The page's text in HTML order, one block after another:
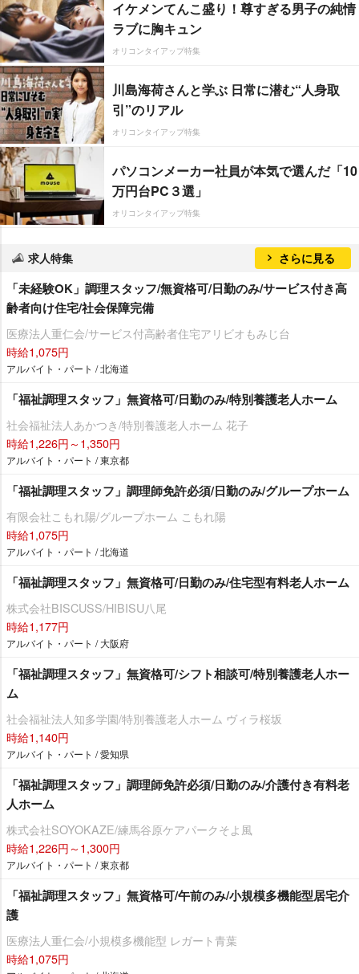
イケメンてんこ盛り！尊すぎる男子の純情
ラブに胸キュン
オリコンタイアップ特集
川島海荷さんと学ぶ 日常に潜む“人身取
引”のリアル
オリコンタイアップ特集
パソコンメーカー社員が本気で選んだ「10
万円台PC３選」
オリコンタイアップ特集
求人特集 さらに見る
「未経験OK」調理スタッフ/無資格可/日勤のみ/サービス付き高
齢者向け住宅/社会保障完備
医療法人重仁会/サービス付高齢者住宅アリビオもみじ台
時給1,075円
アルバイト・パート / 北海道
「福祉調理スタッフ」無資格可/日勤のみ/特別養護老人ホーム
社会福祉法人あかつき/特別養護老人ホーム 花子
時給1,226円～1,350円
アルバイト・パート / 東京都
「福祉調理スタッフ」調理師免許必須/日勤のみ/グループホーム
有限会社こもれ陽/グループホーム こもれ陽
時給1,075円
アルバイト・パート / 北海道
「福祉調理スタッフ」無資格可/日勤のみ/住宅型有料老人ホーム
株式会社BISCUSS/HIBISU八尾
時給1,177円
アルバイト・パート / 大阪府
「福祉調理スタッフ」無資格可/シフト相談可/特別養護老人ホー
ム
社会福祉法人知多学園/特別養護老人ホーム ヴィラ桜坂
時給1,140円
アルバイト・パート / 愛知県
「福祉調理スタッフ」調理師免許必須/日勤のみ/介護付き有料老
人ホーム
株式会社SOYOKAZE/練馬谷原ケアパークそよ風
時給1,226円～1,300円
アルバイト・パート / 東京都
「福祉調理スタッフ」無資格可/午前のみ/小規模多機能型居宅介
護
医療法人重仁会/小規模多機能型 レガート青葉
時給1,075円